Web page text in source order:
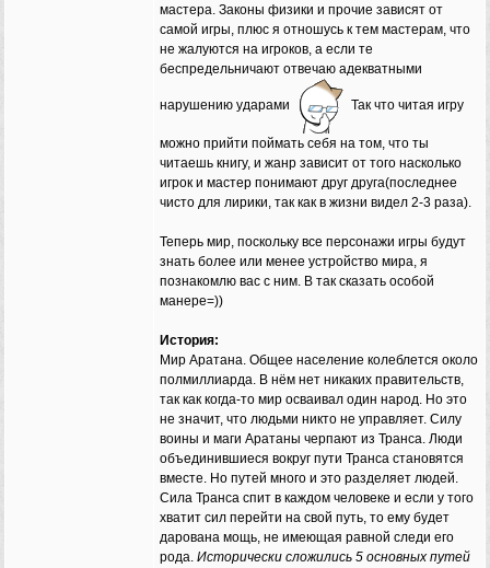
мастера. Законы физики и прочие зависят от
самой игры, плюс я отношусь к тем мастерам, что
не жалуются на игроков, а если те
беспредельничают отвечаю адекватными
нарушению ударами Так что читая игру
можно прийти поймать себя на том, что ты
читаешь книгу, и жанр зависит от того насколько
игрок и мастер понимают друг друга(последнее
чисто для лирики, так как в жизни видел 2-3 раза).
Теперь мир, поскольку все персонажи игры будут
знать более или менее устройство мира, я
познакомлю вас с ним. В так сказать особой
манере=))
История:
Мир Аратана. Общее население колеблется около
полмиллиарда. В нём нет никаких правительств,
так как когда-то мир осваивал один народ. Но это
не значит, что людьми никто не управляет. Силу
воины и маги Аратаны черпают из Транса. Люди
объединившиеся вокруг пути Транса становятся
вместе. Но путей много и это разделяет людей.
Сила Транса спит в каждом человеке и если у того
хватит сил перейти на свой путь, то ему будет
дарована мощь, не имеющая равной следи его
рода. Исторически сложились 5 основных путей